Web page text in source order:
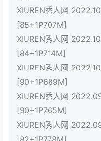
XIUREN秀人网
[85+1P707M]
XIUREN秀人网
[84+1P714M]
XIUREN秀人网
[90+1P689M]
XIUREN秀人网
[90+1P765M]
XIUREN秀人网